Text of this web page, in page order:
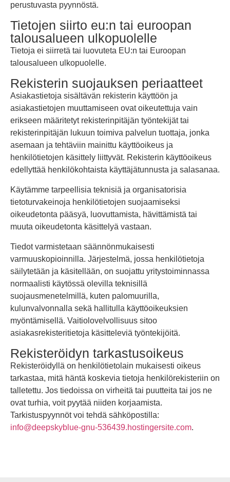
perustuvasta pyynnöstä.
Tietojen siirto eu:n tai euroopan
talousalueen ulkopuolelle
Tietoja ei siirretä tai luovuteta EU:n tai Euroopan
talousalueen ulkopuolelle.
Rekisterin suojauksen periaatteet
Asiakastietoja sisältävän rekisterin käyttöön ja
asiakastietojen muuttamiseen ovat oikeutettuja vain
erikseen määritetyt rekisterinpitäjän työntekijät tai
rekisterinpitäjän lukuun toimiva palvelun tuottaja, jonka
asemaan ja tehtäviin mainittu käyttöoikeus ja
henkilötietojen käsittely liittyvät. Rekisterin käyttöoikeus
edellyttää henkilökohtaista käyttäjätunnusta ja salasanaa.
Käytämme tarpeellisia teknisiä ja organisatorisia
tietoturvakeinoja henkilötietojen suojaamiseksi
oikeudetonta pääsyä, luovuttamista, hävittämistä tai
muuta oikeudetonta käsittelyä vastaan.
Tiedot varmistetaan säännönmukaisesti
varmuuskopioinnilla. Järjestelmä, jossa henkilötietoja
säilytetään ja käsitellään, on suojattu yritystoiminnassa
normaalisti käytössä olevilla teknisillä
suojausmenetelmillä, kuten palomuurilla,
kulunvalvonnalla sekä hallitulla käyttöoikeuksien
myöntämisellä. Vaitiolovelvollisuus sitoo
asiakasrekisteritietoja käsitteleviä työntekijöitä.
Rekisteröidyn tarkastusoikeus
Rekisteröidyllä on henkilötietolain mukaisesti oikeus
tarkastaa, mitä häntä koskevia tietoja henkilörekisteriin on
talletettu. Jos tiedoissa on virheitä tai puutteita tai jos ne
ovat turhia, voit pyytää niiden korjaamista.
Tarkistuspyynnöt voi tehdä sähköpostilla:
info@deepskyblue-gnu-536439.hostingersite.com.